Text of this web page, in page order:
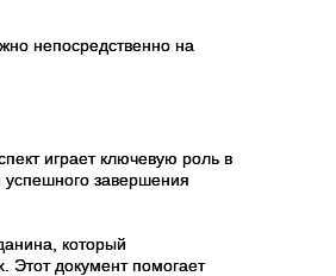
непосредственно на
играет ключевую роль в
завершения
который
Этот документ помогает